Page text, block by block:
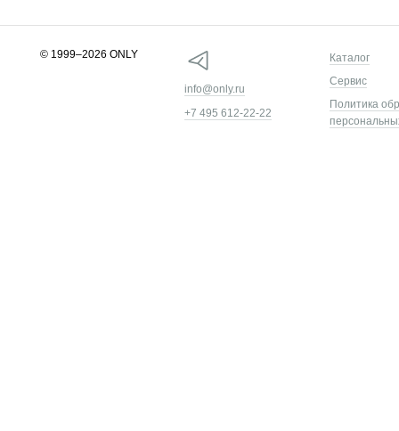
© 1999–2026 ONLY
info@only.ru
+7 495 612-22-22
Каталог
Сервис
Политика